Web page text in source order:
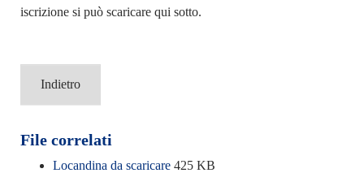
iscrizione si può scaricare qui sotto.
Indietro
File correlati
Locandina da scaricare 425 KB